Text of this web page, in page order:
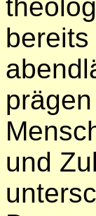
und